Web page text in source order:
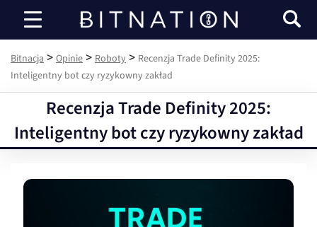
Bitnacja
Bitnacja > Opinie > Roboty > Recenzja Trade Definity 2025:
Inteligentny bot czy ryzykowny zakład
Recenzja Trade Definity 2025:
Inteligentny bot czy ryzykowny zakład